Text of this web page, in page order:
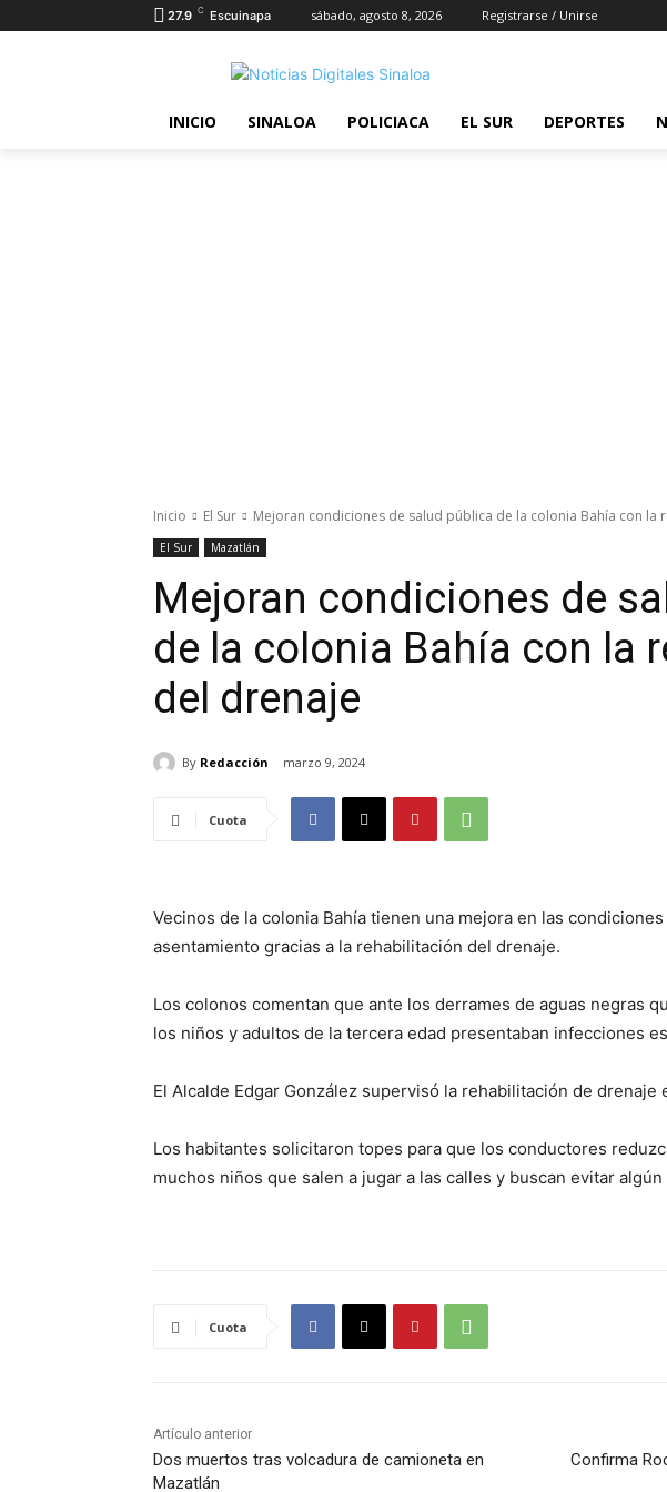
27.9 C Escuinapa sábado, agosto 8, 2026 Registrarse / Unirse
INICIO SINALOA POLICIACA EL SUR DEPORTES
Inicio El Sur Mejoran condiciones de salud pública de la colonia Bahía con la
El Sur Mazatlán
Mejoran condiciones de
de la colonia Bahía con la
del drenaje
By Redacción marzo 9, 2024
Cuota
Vecinos de la colonia Bahía tienen una mejora en las
asentamiento gracias a la rehabilitación del drenaje.
Los colonos comentan que ante los derrames de aguas negras
los niños y adultos de la tercera edad presentaban infecciones
El Alcalde Edgar González supervisó la rehabilitación de drenaje
Los habitantes solicitaron topes para que los conductores
muchos niños que salen a jugar a las calles y buscan evitar
Cuota
Artículo anterior
Dos muertos tras volcadura de camioneta en
Mazatlán
Confirma